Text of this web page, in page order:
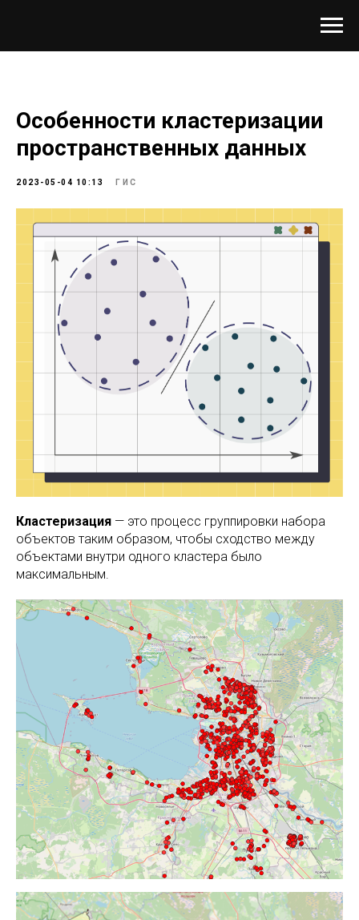
Особенности кластеризации
пространственных данных
2023-05-04 10:13 ГИС
Кластеризация — это процесс группировки набора
объектов таким образом, чтобы сходство между
объектами внутри одного кластера было
максимальным.